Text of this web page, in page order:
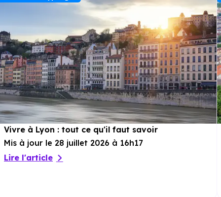
Parcs :Jardin du temps des Cerises à 426 m, soit 1 min
en voiture ou à 204 m, soit 2 min à pied.
Sport :Parcours d'Orientation à 2.1 km, soit 5 min en
voiture ou à 1.5 km, soit 18 min à pied.
Cinéma :Zola à 1.7 km, soit 4 min en voiture ou à 1.5
km, soit 18 min à pied.
Théâtre :Théâtre Astrée à 1.5 km, soit 3 min en voiture
ou à 1.3 km, soit 15 min à pied
Vivre à Lyon : tout ce qu'il faut savoir
Mis à jour le 28 juillet 2026 à 16h17
Lire l'article